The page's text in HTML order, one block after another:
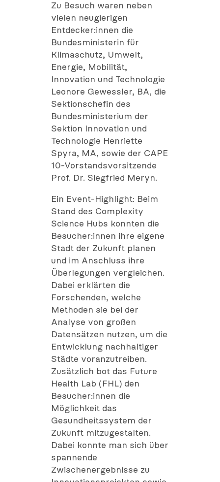
Zu Besuch waren neben
vielen neugierigen
Entdecker:innen die
Bundesministerin für
Klimaschutz, Umwelt,
Energie, Mobilität,
Innovation und Technologie
Leonore Gewessler, BA, die
Sektionschefin des
Bundesministerium der
Sektion Innovation und
Technologie Henriette
Spyra, MA, sowie der CAPE
10-Vorstandsvorsitzende
Prof. Dr. Siegfried Meryn.
Ein Event-Highlight: Beim
Stand des Complexity
Science Hubs konnten die
Besucher:innen ihre eigene
Stadt der Zukunft planen
und im Anschluss ihre
Überlegungen vergleichen.
Dabei erklärten die
Forschenden, welche
Methoden sie bei der
Analyse von großen
Datensätzen nutzen, um die
Entwicklung nachhaltiger
Städte voranzutreiben.
Zusätzlich bot das Future
Health Lab (FHL) den
Besucher:innen die
Möglichkeit das
Gesundheitssystem der
Zukunft mitzugestalten.
Dabei konnte man sich über
spannende
Zwischenergebnisse zu